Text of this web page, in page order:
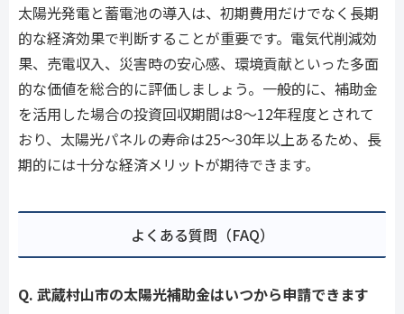
太陽光発電と蓄電池の導入は、初期費用だけでなく長期
的な経済効果で判断することが重要です。電気代削減効
果、売電収入、災害時の安心感、環境貢献といった多面
的な価値を総合的に評価しましょう。一般的に、補助金
を活用した場合の投資回収期間は8〜12年程度とされて
おり、太陽光パネルの寿命は25〜30年以上あるため、長
期的には十分な経済メリットが期待できます。
よくある質問（FAQ）
Q. 武蔵村山市の太陽光補助金はいつから申請できます